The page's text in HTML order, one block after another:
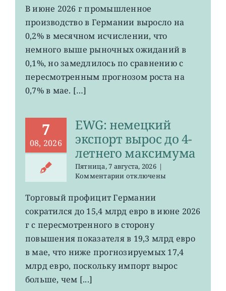
EWG:
рост
промпроизводства
Германии
до
0,2%
В июне 2026 г промышленное
производство в Германии выросло на
0,2% в месячном исчислении, что
немного выше рыночных ожиданий в
0,1%, но замедлилось по сравнению с
пересмотренным прогнозом роста на
0,7% в мае. […]
7
08, 2026
EWG: немецкий
экспорт вырос до 4-
летнего максимума
Пятница, 7 августа, 2026 |
Комментариик
EWG:
немецкий
экспорт
вырос
4-
летнего
отключены
Торговый профицит Германии
сократился до 15,4 млрд евро в июне 2026
г с пересмотренного в сторону
повышения показателя в 19,3 млрд евро
в мае, что ниже прогнозируемых 17,4
млрд евро, поскольку импорт вырос
больше, чем [...]